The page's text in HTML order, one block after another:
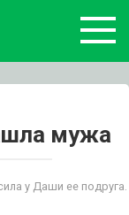
мужа
у Даши ее подруга.